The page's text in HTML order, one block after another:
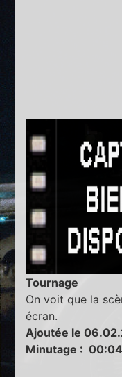
Tournage
On voit que la
écran.
Ajoutée le
Minutage :